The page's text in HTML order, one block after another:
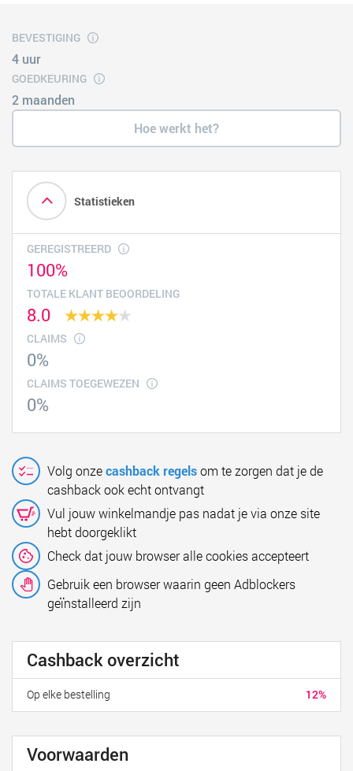
BEVESTIGING
4 uur
GOEDKEURING
2 maanden
Hoe werkt het?
Statistieken
GEREGISTREERD
100%
TOTALE KLANT BEOORDELING
8.0
CLAIMS
0%
CLAIMS TOEGEWEZEN
0%
Volg onzecashback regelsom te zorgen dat je de
cashback ook echt ontvangt
Vul jouw winkelmandje pas nadat je via onze site
hebt doorgeklikt
Check dat jouw browser alle cookies accepteert
Gebruik een browser waarin geen Adblockers
geïnstalleerd zijn
Cashback overzicht
12%
Op elke bestelling
Voorwaarden